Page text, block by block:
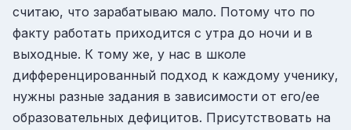
считаю, что зарабатываю мало. Потому что по
факту работать приходится с утра до ночи и в
выходные. К тому же, у нас в школе
дифференцированный подход к каждому ученику,
нужны разные задания в зависимости от его/ее
образовательных дефицитов. Присутствовать на